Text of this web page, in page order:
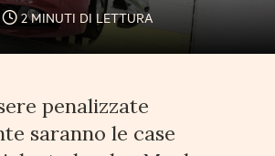
2 MINUTI DI LETTURA
penalizzate
saranno le case